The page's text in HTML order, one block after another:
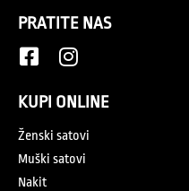
PRATITE NAS
KUPI ONLINE
Ženski satovi
Muški satovi
Nakit